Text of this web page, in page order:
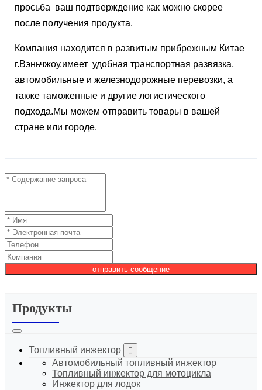
просьба ваш подтверждение как можно скорее
после получения продукта.
Компания находится в развитым прибрежным Китае
г.Вэньчжоу,имеет удобная транспортная развязка,
автомобильные и железнодорожные перевозки, а
также таможенные и другие логистического
подхода.Мы можем отправить товары в вашей
стране или городе.
отправить сообщение
Продукты
Топливный инжектор
Автомобильный топливный инжектор
Топливный инжектор для мотоцикла
Инжектор для лодок